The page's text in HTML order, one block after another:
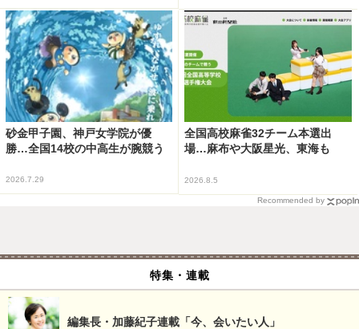
砂金甲子園、神戸女学院が優
勝…全国14校の中高生が腕競う
2026.7.29
全国高校麻雀32チーム本選出
場…麻布や大阪星光、東海も
2026.8.5
Recommended by
特集・連載
編集長・加藤紀子連載「今、会いたい人」